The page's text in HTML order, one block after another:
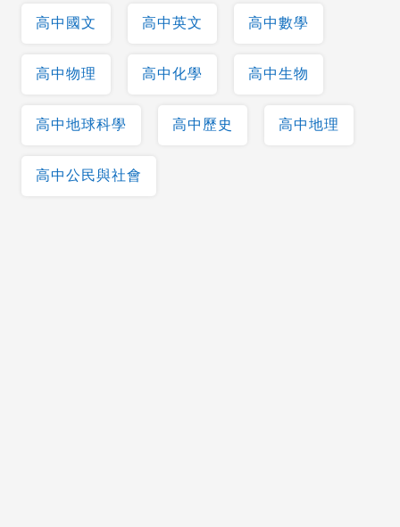
高中國文 高中英文 高中數學
高中物理 高中化學 高中生物
高中地球科學 高中歷史 高中地理
高中公民與社會